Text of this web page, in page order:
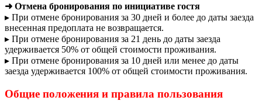
➜ Отмена бронирования по инициативе гостя
▸ При отмене бронирования за 30 дней и более до даты заезда
внесенная предоплата не возвращается.
▸ При отмене бронирования за 21 день до даты заезда
удерживается 50% от общей стоимости проживания.
▸ При отмене бронирования за 10 дней или менее до даты
заезда удерживается 100% от общей стоимости проживания.
Общие положения и правила пользования